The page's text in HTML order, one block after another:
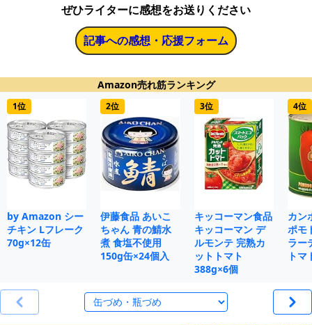
ぜひライターに感想をお送りください
記事への感想・応援フォーム
Amazon売れ筋ランキング
1位
by Amazon シー
チキン Lフレーク
70g×12缶
2位
伊藤食品 あいこ
ちゃん 青の鯖水
煮 食塩不使用
150g缶×24個入
3位
キッコーマン食品
キッコーマン デ
ルモンテ 完熟カ
ットトマト
388g×6個
4位
カン
ポモ
ラー
ト